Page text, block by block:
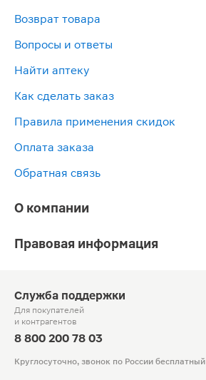
Возврат товара
Вопросы и ответы
Найти аптеку
Как сделать заказ
Правила применения скидок
Оплата заказа
Обратная связь
О компании
Правовая информация
Служба поддержки
Для покупателей
и контрагентов
8 800 200 78 03
Круглосуточно, звонок по России бесплатный